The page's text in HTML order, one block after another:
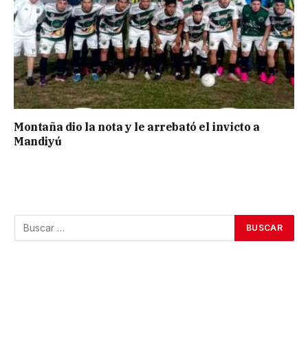
Montaña dio la nota y le arrebató el invicto a
Mandiyú